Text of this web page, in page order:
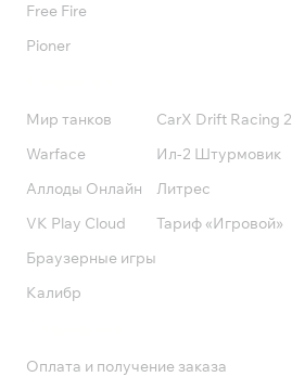
Free Fire
Pioner
Мир танков
Warface
Аллоды Онлайн
VK Play Cloud
Браузерные игры
Калибр
CarX Drift Racing 2
Ил-2 Штурмовик
Литрес
Тариф «Игровой»
Оплата и получение заказа